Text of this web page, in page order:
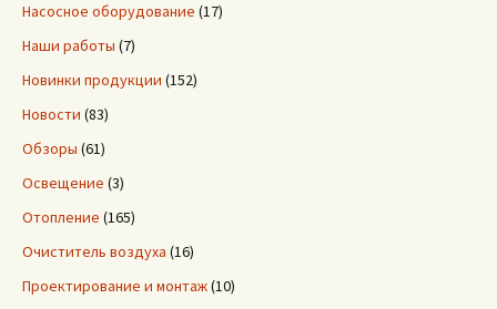
Насосное оборудование (17)
Наши работы (7)
Новинки продукции (152)
Новости (83)
Обзоры (61)
Освещение (3)
Отопление (165)
Очиститель воздуха (16)
Проектирование и монтаж(10)